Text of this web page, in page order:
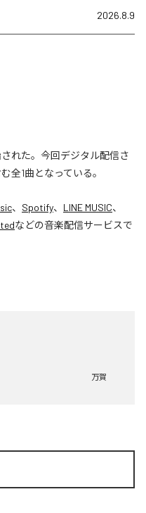
2026.8.9
された。今回デジタル配信さ
全1曲となっている。
、 Spotify、 LINE MUSIC、
などの音楽配信サービスで
万賀